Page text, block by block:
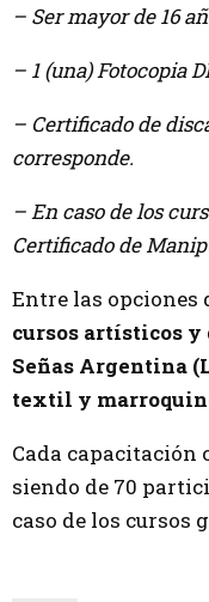
– Ser mayor de 16
– 1 (una) Fotocopia
– Certificado de
corresponde.
– En caso de los
Certificado de
Entre las opciones
cursos artísticos y
Señas Argentina
textil y
Cada capacitación
siendo de 70
caso de los cursos